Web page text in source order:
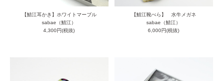
【鯖江耳かき】ホワイトマーブル
sabae（鯖江）
4,300円(税抜)
【鯖江靴べら】 水牛メガネ
sabae（鯖江）
6,000円(税抜)